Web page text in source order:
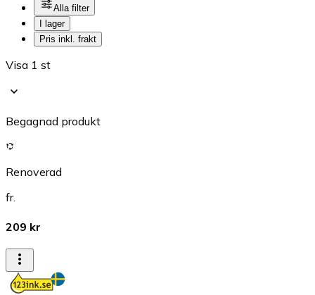
Alla filter
I lager
Pris inkl. frakt
Visa 1 st
Begagnad produkt
Renoverad
fr.
209 kr